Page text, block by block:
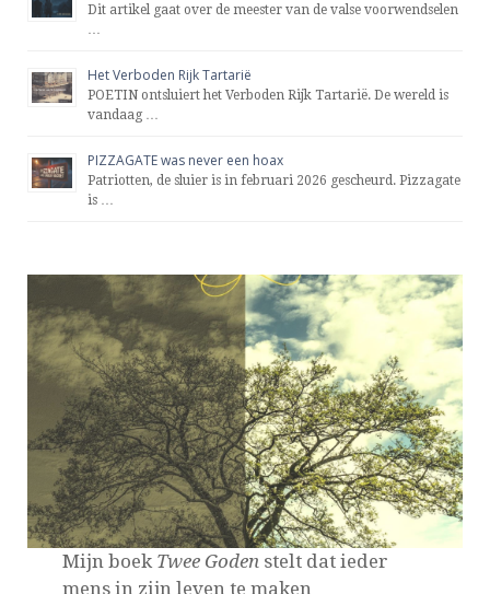
Dit artikel gaat over de meester van de valse voorwendselen
…
Het Verboden Rijk Tartarië
POETIN ontsluiert het Verboden Rijk Tartarië. De wereld is
vandaag …
PIZZAGATE was never een hoax
Patriotten, de sluier is in februari 2026 gescheurd. Pizzagate
is …
Mijn boek Twee Goden stelt dat ieder
mens in zijn leven te maken